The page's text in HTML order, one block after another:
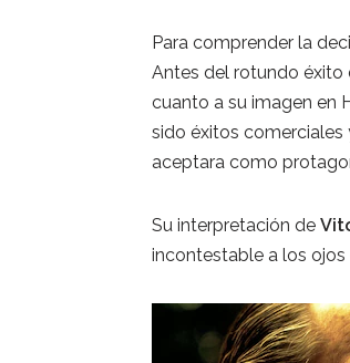
Para comprender la
Antes del rotundo éxito
cuanto a su imagen en
sido éxitos comerciales
aceptara como
Su interpretación de
incontestable a los